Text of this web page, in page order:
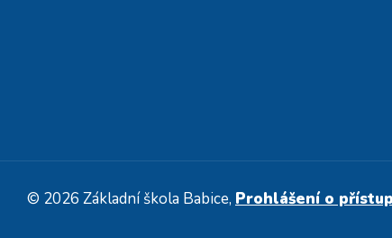
© 2026 Základní škola Babice, Prohlášení o